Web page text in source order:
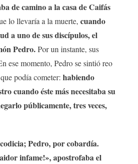
de camino a la casa de Caifás
lo llevaría a la muerte, cuando
a uno de sus discípulos, el
Pedro.Por un instante, sus
ese momento, Pedro se sintió reo
podía cometer: habiendo
cuando éste más necesitaba su
públicamente, tres veces,
Pedro, por cobardía.
infame!», apostrofaba el